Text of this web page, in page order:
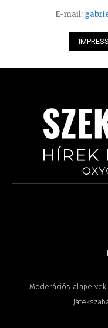
E-mail:
Moderációs alapelvek